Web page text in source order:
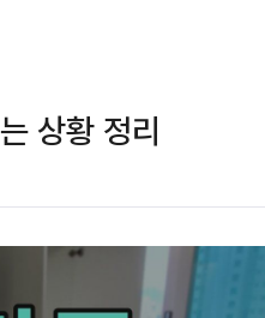
상황 정리